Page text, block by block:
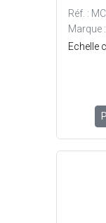
Réf. :
Marque :